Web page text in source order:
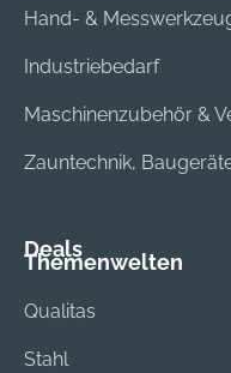
Hand- &
Industriebedarf
Maschinenzubehör &
Zauntechnik,
Deals
Themenwelten
Qualitas
Stahl